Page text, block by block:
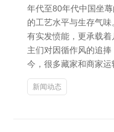
年代至80年代中国坐
的工艺水平与生存气
有实发愤能，更承载
主们对因循作风的追
今，很多藏家和商家运
新闻动态